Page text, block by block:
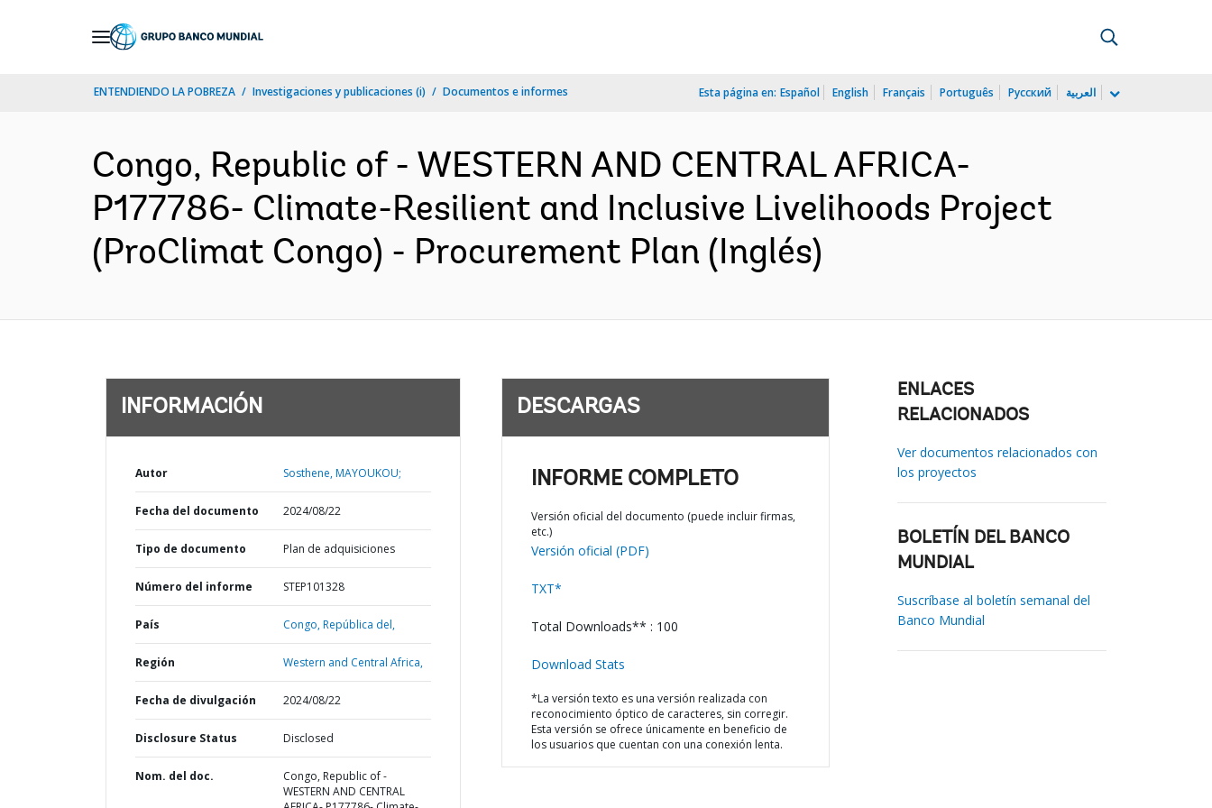
ENTENDIENDO LA POBREZA Investigaciones y publicaciones (i) Documentos e informes Esta página en: Español English Français Português Русский العربية
Congo, Republic of - WESTERN AND CENTRAL AFRICA-
P177786- Climate-Resilient and Inclusive Livelihoods Project
(ProClimat Congo) - Procurement Plan (Inglés)
INFORMACIÓN
Autor Sosthene, MAYOUKOU;
Fecha del documento 2024/08/22
Tipo de documento Plan de adquisiciones
Número del informe STEP101328
País Congo,República del,
Región Western and Central Africa,
Fecha de divulgación 2024/08/22
Disclosure Status Disclosed
Nom. del doc.
Congo, Republic of -
WESTERN AND CENTRAL
DESCARGAS
INFORME COMPLETO
Versión oficial del documento (puede incluir firmas,
etc.)
Versión oficial (PDF)
TXT*
Total Downloads** : 100
Download Stats
*La versión texto es una versión realizada con
reconocimiento óptico de caracteres, sin corregir.
Esta versión se ofrece únicamente en beneficio de
los usuarios que cuentan con una conexión lenta.
ENLACES
RELACIONADOS
Ver documentos relacionados con
los proyectos
BOLETÍN DEL BANCO
MUNDIAL
Suscríbase al boletín semanal del
Banco Mundial